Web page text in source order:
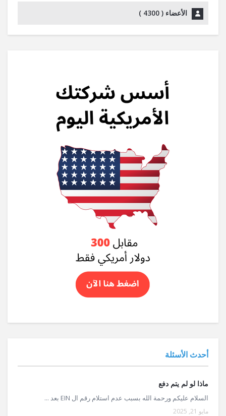
الأعضاء ( 4300
)
أحدث الأسئلة
ماذا لو لم يتم دفع
السلام عليكم ورحمة الله بسبب عدم استلام رقم ال EIN بعد ...
مايو 21, 2025